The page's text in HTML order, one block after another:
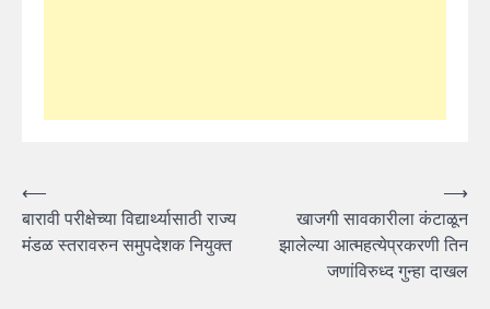
Post
navigation
⟵
बारावी परीक्षेच्या विद्यार्थ्यासाठी राज्य
मंडळ स्तरावरुन समुपदेशक नियुक्त
खाजगी सावकारीला कंटाळून
झालेल्या आत्महत्येप्रकरणी तिन
जणांविरुध्द गुन्हा दाखल
⟶